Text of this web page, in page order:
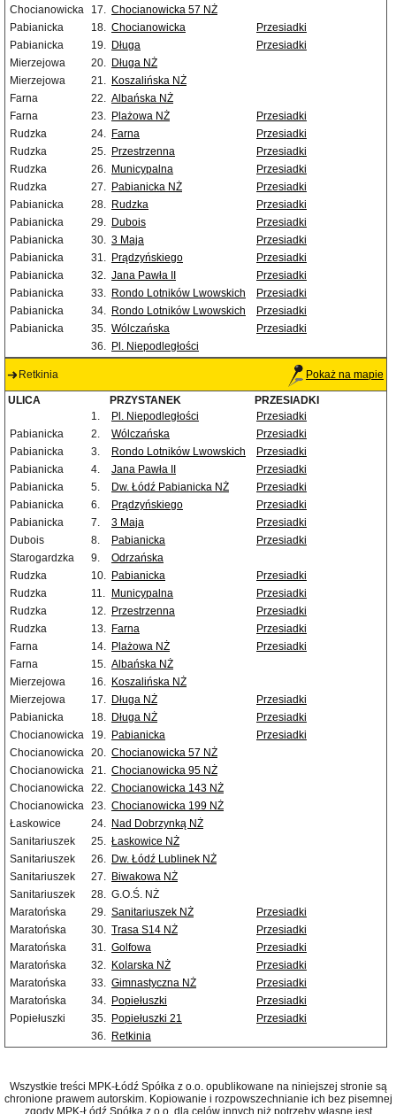
Chocianowicka
17. Chocianowicka 57 NŻ
Pabianicka
18. Chocianowicka
Przesiadki
Pabianicka
19. Długa
Przesiadki
Mierzejowa
20. Długa NŻ
Mierzejowa
21. Koszalińska NŻ
Farna
22. Albańska NŻ
Farna
23. Plażowa NŻ
Przesiadki
Rudzka
24. Farna
Przesiadki
Rudzka
25. Przestrzenna
Przesiadki
Rudzka
26. Municypalna
Przesiadki
Rudzka
27. Pabianicka NŻ
Przesiadki
Pabianicka
28. Rudzka
Przesiadki
Pabianicka
29. Dubois
Przesiadki
Pabianicka
30. 3 Maja
Przesiadki
Pabianicka
31. Prądzyńskiego
Przesiadki
Pabianicka
32. Jana Pawła II
Przesiadki
Pabianicka
33. Rondo Lotników Lwowskich
Przesiadki
Pabianicka
34. Rondo Lotników Lwowskich
Przesiadki
Pabianicka
35. Wólczańska
Przesiadki
36. Pl. Niepodległości
Retkinia Pokaż na mapie
ULICA PRZYSTANEK
PRZESIADKI
1.
Pl. Niepodległości
Przesiadki
Pabianicka
2. Wólczańska
Przesiadki
Pabianicka
3. Rondo Lotników Lwowskich
Przesiadki
Pabianicka
4. Jana Pawła II
Przesiadki
Pabianicka
5. Dw. Łódź Pabianicka NŻ
Przesiadki
Pabianicka
6. Prądzyńskiego
Przesiadki
Pabianicka
7. 3 Maja
Przesiadki
Dubois
8. Pabianicka
Przesiadki
Starogardzka
9.
Odrzańska
Rudzka
10. Pabianicka
Przesiadki
Rudzka
11. Municypalna
Przesiadki
Rudzka
12. Przestrzenna
Przesiadki
Rudzka
13. Farna
Przesiadki
Farna
14. Plażowa NŻ
Przesiadki
Farna
15. Albańska NŻ
Mierzejowa
16. Koszalińska NŻ
Mierzejowa
17. Długa NŻ
Przesiadki
Pabianicka
18. Długa NŻ
Przesiadki
Chocianowicka
19. Pabianicka
Przesiadki
Chocianowicka 20. Chocianowicka 57 NŻ
Chocianowicka 21. Chocianowicka 95 NŻ
Chocianowicka 22. Chocianowicka 143 NŻ
Chocianowicka 23. Chocianowicka 199 NŻ
Łaskowice
24. Nad Dobrzynką NŻ
Sanitariuszek
25. Łaskowice NŻ
Sanitariuszek
26. Dw. Łódź Lublinek NŻ
Sanitariuszek
27. Biwakowa NŻ
Sanitariuszek
28. G.O.Ś. NŻ
Maratońska
29. Sanitariuszek NŻ
Przesiadki
Maratońska
30. Trasa S14 NŻ
Przesiadki
Maratońska
31. Golfowa
Przesiadki
Maratońska
32. Kolarska NŻ
Przesiadki
Maratońska
33. Gimnastyczna NŻ
Przesiadki
Maratońska
34. Popiełuszki
Przesiadki
Popiełuszki
35. Popiełuszki 21
Przesiadki
36. Retkinia
Wszystkie treści MPK-Łódź Spółka z o.o. opublikowane na niniejszej stronie są
chronione prawem autorskim. Kopiowanie i rozpowszechnianie ich bez pisemnej
zgody MPK-Łódź Spółka z o.o. dla celów innych niż potrzeby własne jest